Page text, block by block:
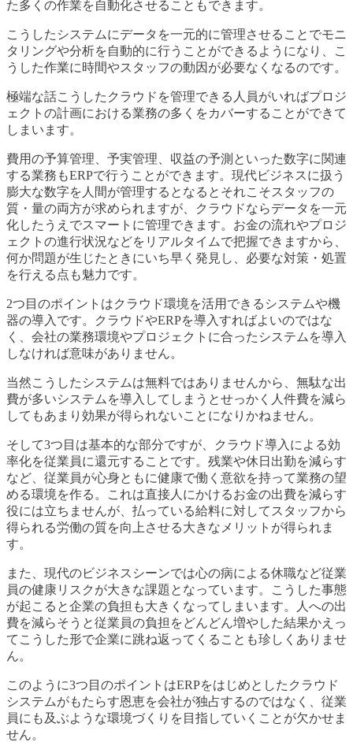
た多くの作業を自動化させることもできます。
こうしたシステムにデータを一元的に管理させることでモニ
タリングや分析を自動的に行うことができるようになり、こ
うした作業に時間やスタッフの動因が必要なくなるのです。
極端な話こうしたクラウドを管理できる人員がいればプロジ
ェクトの計画における業務の多くをカバーすることができて
しまいます。
費用の予算管理、予実管理、収益の予測といった数字に関連
する業務もERPで行うことができます。現代ビジネスに扱う
膨大な数字を人間が管理するとなるとそれこそスタッフの
質・量の両方が求められますが、クラウドならデータを一元
化したうえでスマートに管理できます。お金の流れやプロジ
ェクトの進行状況などをリアルタイムで把握できますから、
何か問題が生じたときにいち早く発見し、必要な対策・処置
を行える点も魅力です。
2つ目のポイントはクラウド環境を活用できるシステムや機
器の導入です。クラウドやERPを導入すればよいのではな
く、会社の業務環境やプロジェクトに合ったシステムを導入
しなければ意味がありません。
当然こうしたシステムは無料ではありませんから、無駄な出
費が多いシステムを導入してしまうとせっかく人件費を減ら
してもあまり効果が得られないことになりかねません。
そして3つ目は基本的な部分ですが、クラウド導入による効
率化を従業員に還元することです。残業や休日出勤を減らす
など、従業員が心身ともに健康で働く意欲を持って業務の望
める環境を作る。これは直接人にかけるお金の出費を減らす
役には立ちませんが、払っている給料に対してスタッフから
得られる労働の質を向上させる大きなメリットが得られま
す。
また、現代のビジネスシーンでは心の病による休職など従業
員の健康リスクが大きな課題となっています。こうした事態
が起こると企業の負担も大きくなってしまいます。人への出
費を減らそうと従業員の負担をどんどん増やした結果かえっ
てこうした形で企業に跳ね返ってくることも珍しくありませ
ん。
このように3つ目のポイントはERPをはじめとしたクラウド
システムがもたらす恩恵を会社が独占するのではなく、従業
員にも及ぶような環境づくりを目指していくことが欠かせま
せん。